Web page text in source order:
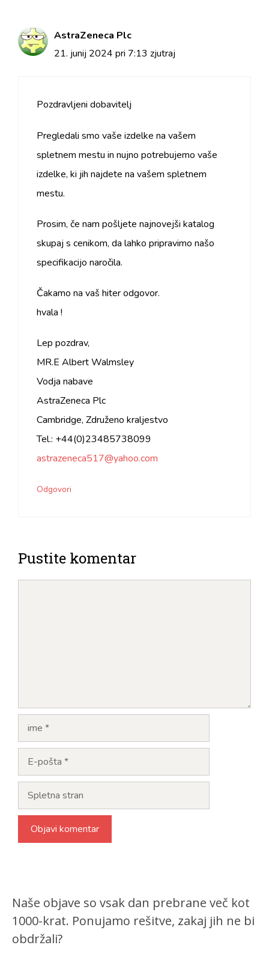
AstraZeneca Plc
21. junij 2024 pri 7:13 zjutraj
Pozdravljeni dobavitelj
Pregledali smo vaše izdelke na vašem
spletnem mestu in nujno potrebujemo vaše
izdelke, ki jih najdete na vašem spletnem
mestu.
Prosim, če nam pošljete najnovejši katalog
skupaj s cenikom, da lahko pripravimo našo
specifikacijo naročila.
Čakamo na vaš hiter odgovor.
hvala !
Lep pozdrav,
MR.E Albert Walmsley
Vodja nabave
AstraZeneca Plc
Cambridge, Združeno kraljestvo
Tel.: +44(0)23485738099
astrazeneca517@yahoo.com
Odgovori
Pustite komentar
Ime
pošta
Spletna
stran
Naše objave so vsak dan prebrane več kot
1000-krat. Ponujamo rešitve, zakaj jih ne bi
obdržali?